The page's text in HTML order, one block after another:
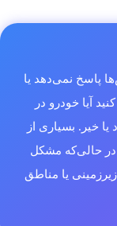
پاسخ نمی‌دهد یا
آیا خودرو در
خیر. بسیاری از
در حالی‌که مشکل
یا مناطق